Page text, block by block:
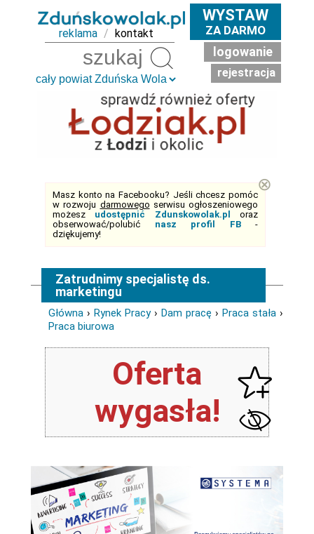
reklama / kontakt
WYSTAW
ZA DARMO
logowanie
rejestracja
Masz konto na Facebooku? Jeśli chcesz pomóc
w rozwoju darmowego serwisu ogłoszeniowego
możesz udostępnić Zdunskowolak.pl
oraz
obserwować/polubić nasz profil FB-
dziękujemy!
⊗
Zatrudnimy specjalistę ds.
marketingu
Główna › Rynek Pracy› Dam pracę › Praca stała ›
Praca biurowa
Oferta
wygasła!